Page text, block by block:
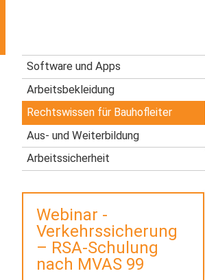
Software und Apps
Arbeitsbekleidung
Rechtswissen für Bauhofleiter
Aus- und Weiterbildung
Arbeitssicherheit
Webinar -
Verkehrssicherung
– RSA-Schulung
nach MVAS 99